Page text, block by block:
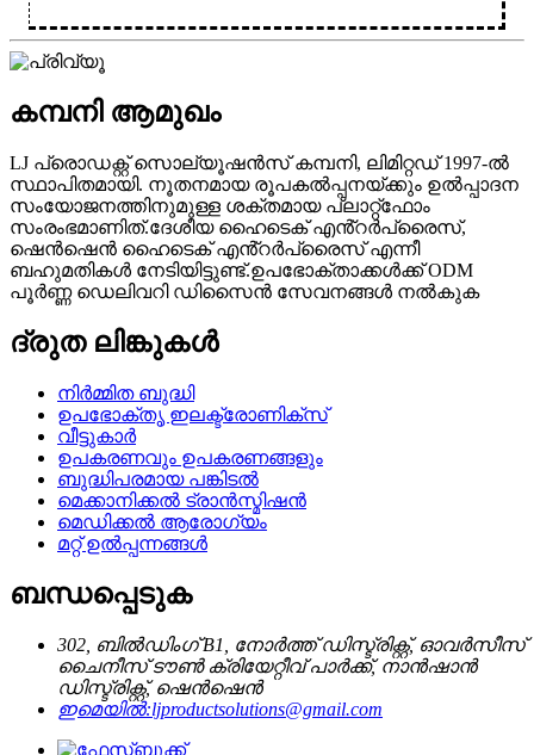
കമ്പനി ആമുഖം
LJ പ്രൊഡക്റ്റ് സൊല്യൂഷൻസ് കമ്പനി, ലിമിറ്റഡ് 1997-ൽ
സ്ഥാപിതമായി. നൂതനമായ രൂപകൽപ്പനയ്ക്കും ഉൽപ്പാദന
സംയോജനത്തിനുമുള്ള ശക്തമായ പ്ലാറ്റ്ഫോം
സംരംഭമാണിത്.ദേശീയ ഹൈടെക് എൻ്റർപ്രൈസ്,
ഷെൻഷെൻ ഹൈടെക് എൻ്റർപ്രൈസ് എന്നീ
ബഹുമതികൾ നേടിയിട്ടുണ്ട്.ഉപഭോക്താക്കൾക്ക് ODM
പൂർണ്ണ ഡെലിവറി ഡിസൈൻ സേവനങ്ങൾ നൽകുക
ദ്രുത ലിങ്കുകൾ
നിർമ്മിത ബുദ്ധി
ഉപഭോക്തൃ ഇലക്ട്രോണിക്സ്
വീട്ടുകാർ
ഉപകരണവും ഉപകരണങ്ങളും
ബുദ്ധിപരമായ പങ്കിടൽ
മെക്കാനിക്കൽ ട്രാൻസ്മിഷൻ
മെഡിക്കൽ ആരോഗ്യം
മറ്റ് ഉൽപ്പന്നങ്ങൾ
ബന്ധപ്പെടുക
302, ബിൽഡിംഗ് B1, നോർത്ത് ഡിസ്ട്രിക്റ്റ്, ഓവർസീസ്
ചൈനീസ് ടൗൺ ക്രിയേറ്റീവ് പാർക്ക്, നാൻഷാൻ
ഡിസ്ട്രിക്റ്റ്, ഷെൻഷെൻ
ഇമെയിൽ:ljproductsolutions@gmail.com